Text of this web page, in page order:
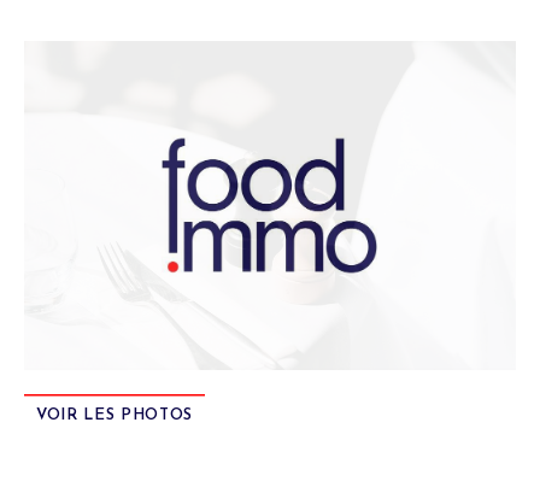
VOIR LES PHOTOS